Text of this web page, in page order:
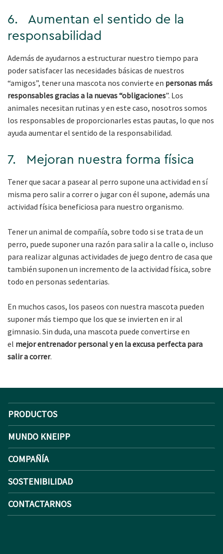
6. Aumentan el sentido de la
responsabilidad
Además de ayudarnos a estructurar nuestro tiempo para
poder satisfacer las necesidades básicas de nuestros
“amigos”, tener una mascota nos convierte en personas más
responsables gracias a la nuevas “obligaciones”. Los
animales necesitan rutinas y en este caso, nosotros somos
los responsables de proporcionarles estas pautas, lo que nos
ayuda aumentar el sentido de la responsabilidad.
7. Mejoran nuestra forma física
Tener que sacar a pasear al perro supone una actividad en sí
misma pero salir a correr o jugar con él supone, además una
actividad física beneficiosa para nuestro organismo.
Tener un animal de compañía, sobre todo si se trata de un
perro, puede suponer una razón para salir a la calle o, incluso
para realizar algunas actividades de juego dentro de casa que
también suponen un incremento de la actividad física, sobre
todo en personas sedentarias.
En muchos casos, los paseos con nuestra mascota pueden
suponer más tiempo que los que se invierten en ir al
gimnasio. Sin duda, una mascota puede convertirse en
el mejor entrenador personal y en la excusa perfecta para
salir a correr.
PRODUCTOS
MUNDO KNEIPP
COMPAÑÍA
SOSTENIBILIDAD
CONTACTARNOS